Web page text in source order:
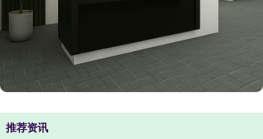
推荐资讯